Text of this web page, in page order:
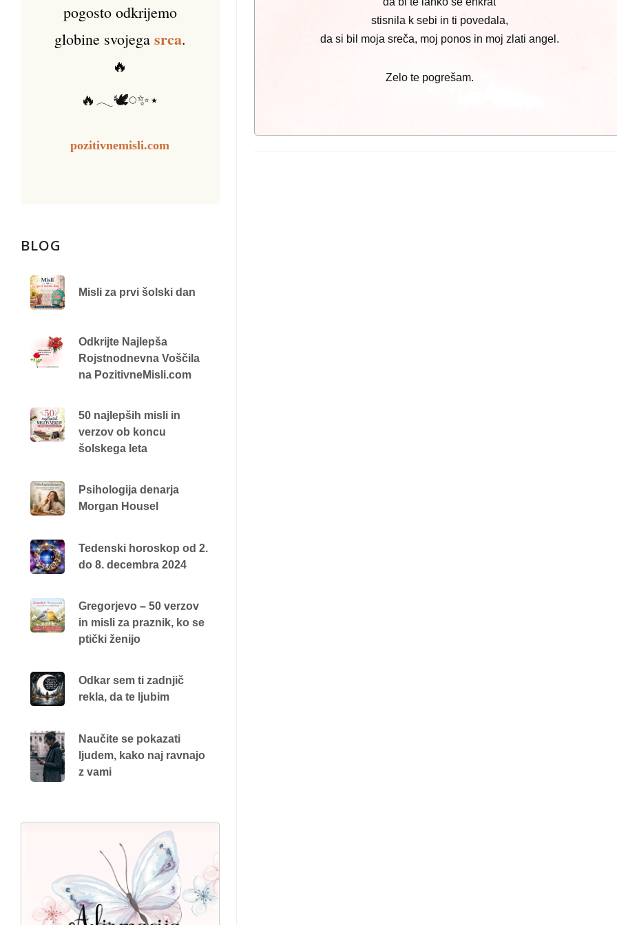
stisnila k sebi in ti povedala,
da si bil moja sreča, moj ponos in moj zlati angel.
Zelo te pogrešam.
pogosto odkrijemo
globine svojega srca.
🔥
🔥𓂃🕊️𓏸✨⋆
pozitivnemisli.com
BLOG
Misli za prvi šolski dan
Odkrijte Najlepša
Rojstnodnevna Voščila
na PozitivneMisli.com
50 najlepših misli in
verzov ob koncu
šolskega leta
Psihologija denarja
Morgan Housel
Tedenski horoskop od 2.
do 8. decembra 2024
Gregorjevo – 50 verzov
in misli za praznik, ko se
ptički ženijo
Odkar sem ti zadnjič
rekla, da te ljubim
Naučite se pokazati
ljudem, kako naj ravnajo
z vami